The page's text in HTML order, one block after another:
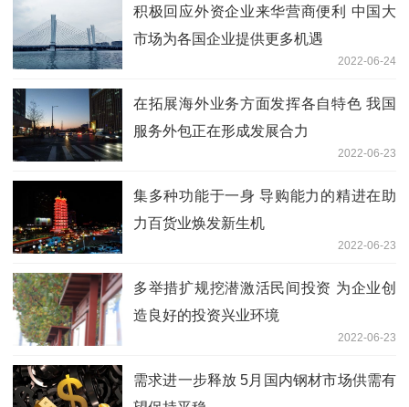
积极回应外资企业来华营商便利 中国大
市场为各国企业提供更多机遇
2022-06-24
在拓展海外业务方面发挥各自特色 我国
服务外包正在形成发展合力
2022-06-23
集多种功能于一身 导购能力的精进在助
力百货业焕发新生机
2022-06-23
多举措扩规挖潜激活民间投资 为企业创
造良好的投资兴业环境
2022-06-23
需求进一步释放 5月国内钢材市场供需有